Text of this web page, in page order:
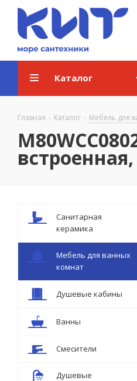
Каталог
Главная - Каталог - Мебель для
Санитарная
керамика
Мебель для ванных
комнат
Душевые кабины
Ванны
Смесители
Душевые